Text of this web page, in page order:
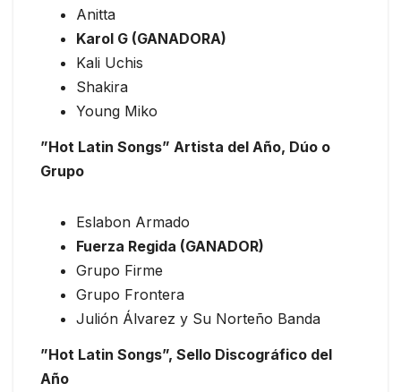
Anitta
Karol G (GANADORA)
Kali Uchis
Shakira
Young Miko
”Hot Latin Songs” Artista del Año, Dúo o
Grupo
Eslabon Armado
Fuerza Regida (GANADOR)
Grupo Firme
Grupo Frontera
Julión Álvarez y Su Norteño Banda
”Hot Latin Songs”, Sello Discográfico del
Año